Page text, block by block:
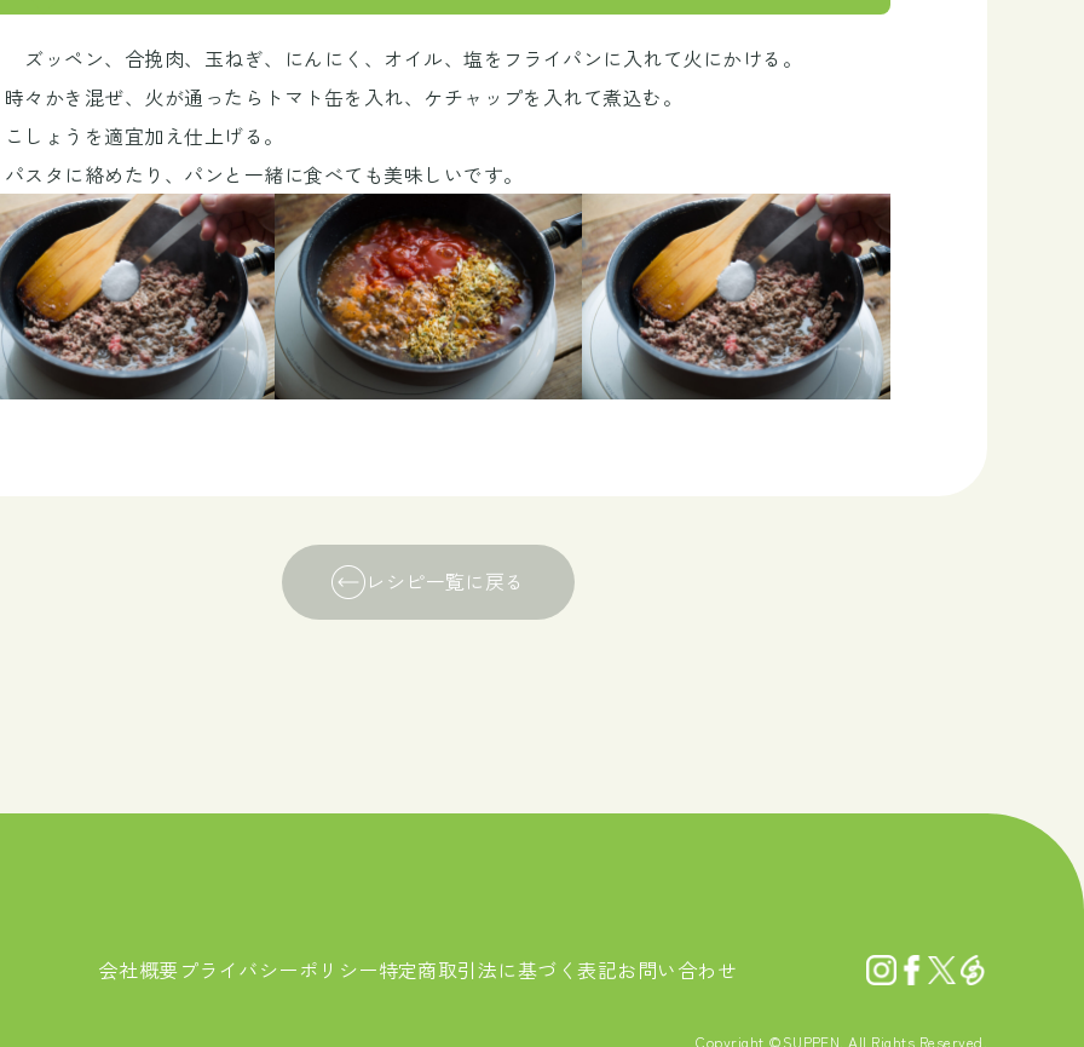
ズッペン、合挽肉、玉ねぎ、にんにく、オイル、塩をフライパンに入れて火にかける。
時々かき混ぜ、火が通ったらトマト缶を入れ、ケチャップを入れて煮込む。
こしょうを適宜加え仕上げる。
パスタに絡めたり、パンと一緒に食べても美味しいです。
レシピ一覧に戻る
会社概要プライバシーポリシー特定商取引法に基づく表記お問い合わせ
Copyright ©SUPPEN. All Rights Reserved.